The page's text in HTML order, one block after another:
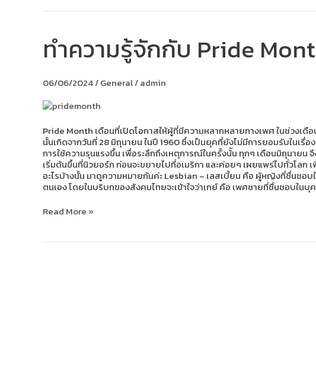
ทำความรู้จักกับ Pride
06/06/2024/General/admin
Pride Month เดือนที่เปิดโอกาสให้ผู้ที่มีความหลากหลายทางเพศ ในช่วงเ
นั้นเกิดจากวันที่ 28 มิถุนายน ในปี 1960 ซึ่งเป็นยุคที่ยังไม่มีการยอมรับในเรื่
การใช้ความรุนแรงขึ้น เพื่อระลึกถึงเหตุการณ์ในครั้งน้ัน ทุกๆ เดือนมิถุนายน
เริ่มต้นขึ้นที่นิวยอร์ก ก่อนจะขยายไปที่อเมริกา และค่อยๆ เผยแพร่ไปทั่วโลก
อะไรบ้างนั้น มาดูความหมายกันค่ะ Lesbian – เลสเบี้ยน คือ ผู้หญิงที่ชื่น
ตนเอง โดยในบริบทของสังคมไทยจะเข้าใจว่าเกย์ คือ เพศชายที่ชื่นชอบใ
ทำความ
รู้จัก
กับ
Month
ความ
ของ
LGBTQIAN+
Read More »